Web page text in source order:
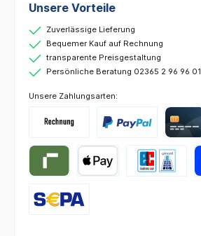
Unsere Vorteile
Zuverlässige Lieferung
Bequemer Kauf auf Rechnung
transparente Preisgestaltung
Persönliche Beratung 02365 2 96 96 01
Unsere Zahlungsarten: